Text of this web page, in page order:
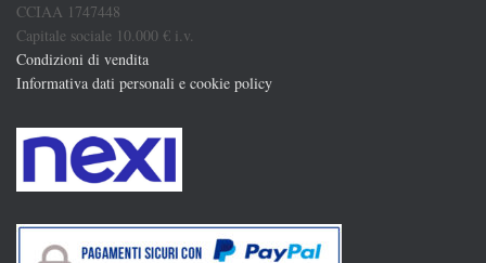
CCIAA 1747448
Capitale sociale 10.000 € i.v.
Condizioni di vendita
Informativa dati personali e cookie policy